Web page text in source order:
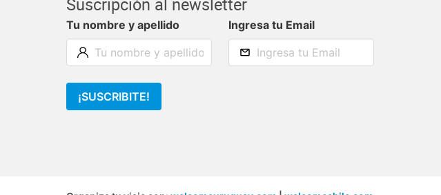
Tu nombre y apellido Ingresa tu Email
¡SUSCRIBITE!